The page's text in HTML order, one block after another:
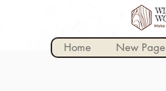
Home New Page